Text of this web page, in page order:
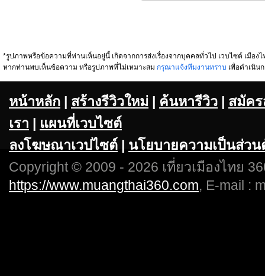
*รูปภาพหรือข้อความที่ท่านเห็นอยู่นี้ เกิดจากการส่งเรื่องจากบุคคลทั่วไป เวบไซต์ เมือ
หากท่านพบเห็นข้อความ หรือรูปภาพที่ไม่เหมาะสม กรุณาแจ้งทีมงานทราบ เพื่อดำเนิน
หน้าหลัก | สร้างรีวิวใหม่ | ค้นหารีวิว | สมัค
เรา | แผนที่เวบไซต์
ลงโฆษณาเวปไซต์ | นโยบายความเป็นส่วน
Copyright © 2009 - 2026 เที่ยวเมืองไทย
https://www.muangthai360.com, E-mail :